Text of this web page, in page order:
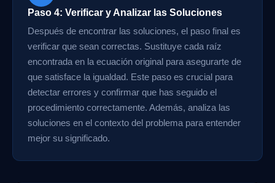
Paso 4: Verificar y Analizar las Soluciones
Después de encontrar las soluciones, el paso final es
verificar que sean correctas. Sustituye cada raíz
encontrada en la ecuación original para asegurarte de
que satisface la igualdad. Este paso es crucial para
detectar errores y confirmar que has seguido el
procedimiento correctamente. Además, analiza las
soluciones en el contexto del problema para entender
mejor su significado.